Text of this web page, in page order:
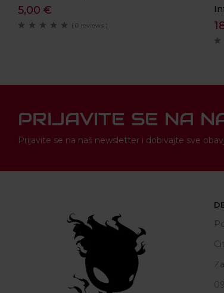
5,00 €
( 0 reviews )
PRIJAVITE SE NA
Prijavite se na naš newsletter i dobivajte sve